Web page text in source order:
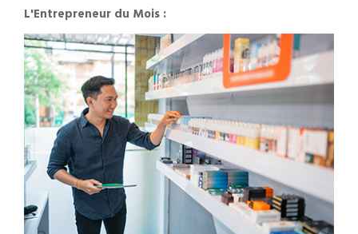
L'Entrepreneur du Mois :